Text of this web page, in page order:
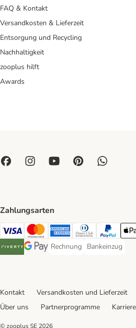
FAQ & Kontakt
Versandkosten & Lieferzeit
Entsorgung und Recycling
Nachhaltigkeit
zooplus hilft
Awards
Zahlungsarten
Visa Payment Method
Mastercard Payment Method
American Express
Diners Club
PayPal
Riverty Payment Method
Google Pay Payment Method
Rechnung
Rechnung Payment Method
Bankeinzug
Bankeinzug
Kontakt Versandkosten und Lieferzeit
Über uns
Partnerprogramme Karriere
© zooplus SE 2026